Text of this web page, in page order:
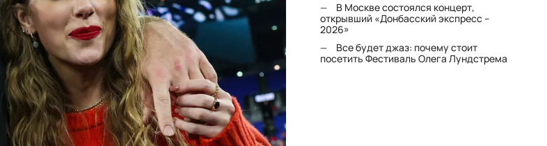
В Москве состоялся концерт,
открывший «Донбасский экспресс –
2026»
Все будет джаз: почему стоит
посетить Фестиваль Олега Лундстрема